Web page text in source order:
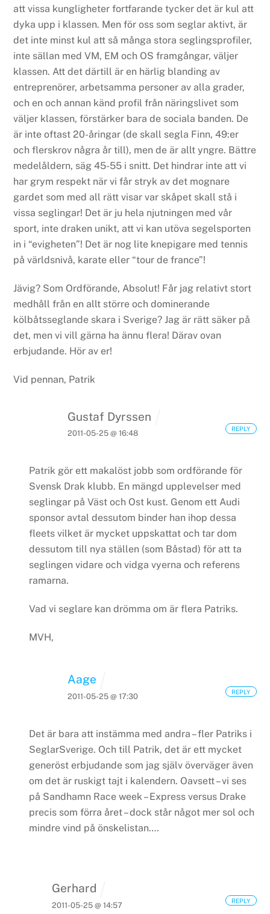
att vissa kungligheter fortfarande tycker det är kul att
dyka upp i klassen. Men för oss som seglar aktivt, är
det inte minst kul att så många stora seglingsprofiler,
inte sällan med VM, EM och OS framgångar, väljer
klassen. Att det därtill är en härlig blanding av
entreprenörer, arbetsamma personer av alla grader,
och en och annan känd profil från näringslivet som
väljer klassen, förstärker bara de sociala banden. De
är inte oftast 20-åringar (de skall segla Finn, 49:er
och flerskrov några år till), men de är allt yngre. Bättre
medelåldern, säg 45-55 i snitt. Det hindrar inte att vi
har grym respekt när vi får stryk av det mognare
gardet som med all rätt visar var skåpet skall stå i
vissa seglingar! Det är ju hela njutningen med vår
sport, inte draken unikt, att vi kan utöva segelsporten
in i “evigheten”! Det är nog lite knepigare med tennis
på världsnivå, karate eller “tour de france”!
Jävig? Som Ordförande, Absolut! Får jag relativt stort
medhåll från en allt större och dominerande
kölbåtsseglande skara i Sverige? Jag är rätt säker på
det, men vi vill gärna ha ännu flera! Därav ovan
erbjudande. Hör av er!
Vid pennan, Patrik
Gustaf Dyrssen
2011-05-25 @ 16:48
Patrik gör ett makalöst jobb som ordförande för
Svensk Drak klubb. En mängd upplevelser med
seglingar på Väst och Ost kust. Genom ett Audi
sponsor avtal dessutom binder han ihop dessa
fleets vilket är mycket uppskattat och tar dom
dessutom till nya ställen (som Båstad) för att ta
seglingen vidare och vidga vyerna och referens
ramarna.
Vad vi seglare kan drömma om är flera Patriks.
MVH,
REPLY
Aage
2011-05-25 @ 17:30
Det är bara att instämma med andra – fler Patriks i
SeglarSverige. Och till Patrik, det är ett mycket
generöst erbjudande som jag själv överväger även
om det är ruskigt tajt i kalendern. Oavsett – vi ses
på Sandhamn Race week – Express versus Drake
precis som förra året – dock står något mer sol och
mindre vind på önskelistan….
REPLY
Gerhard
2011-05-25 @ 14:57
REPLY